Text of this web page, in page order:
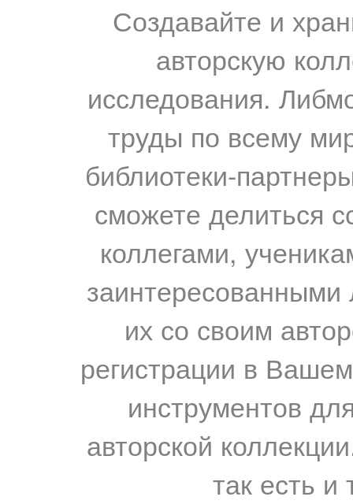
Создавайте и
авторскую
исследования.
труды по всему
библиотеки-
сможете делиться
коллегами,
их со своим
регистрации в
инструментов
авторской
так есть и